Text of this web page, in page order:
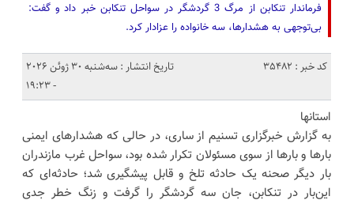
فرماندار تنکابن از مرگ 3 گردشگر در سواحل تنکابن‌ خبر داد و گفت:
بی‌توجهی به هشدارها، سه خانواده را عزادار کرد.
کد خبر : 35482
تاریخ انتشار : سه‌شنبه 30 ژوئن 2026
- 19:23
استانها
به گزارش خبرگزاری تسنیم از ساری، در حالی که هشدارهای ایمنی
بارها و بارها از سوی مسئولان تکرار شده بود، سواحل غرب مازندران
بار دیگر صحنه یک حادثه تلخ و قابل پیشگیری شد؛ حادثه‌ای که
این‌بار در تنکابن، جان سه گردشگر را گرفت و زنگ خطر جدی